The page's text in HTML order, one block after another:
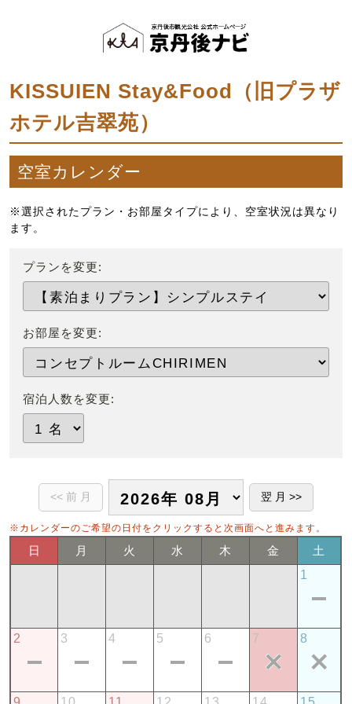
KISSUIEN Stay&Food（旧プラザ
ホテル吉翠苑）
空室カレンダー
※選択されたプラン・お部屋タイプにより、空室状況は異なり
ます。
プランを変更:
お部屋を変更:
宿泊人数を変更:
※カレンダーのご希望の日付をクリックすると次画面へと進みます。
日 月 火 水 木 金
土
1
2 3 4 5 6 7 8